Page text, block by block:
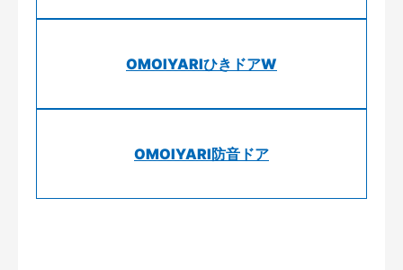
OMOIYARIひきドアW
OMOIYARI防音ドア